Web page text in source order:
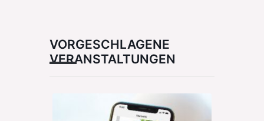
VORGESCHLAGENE
VERANSTALTUNGEN